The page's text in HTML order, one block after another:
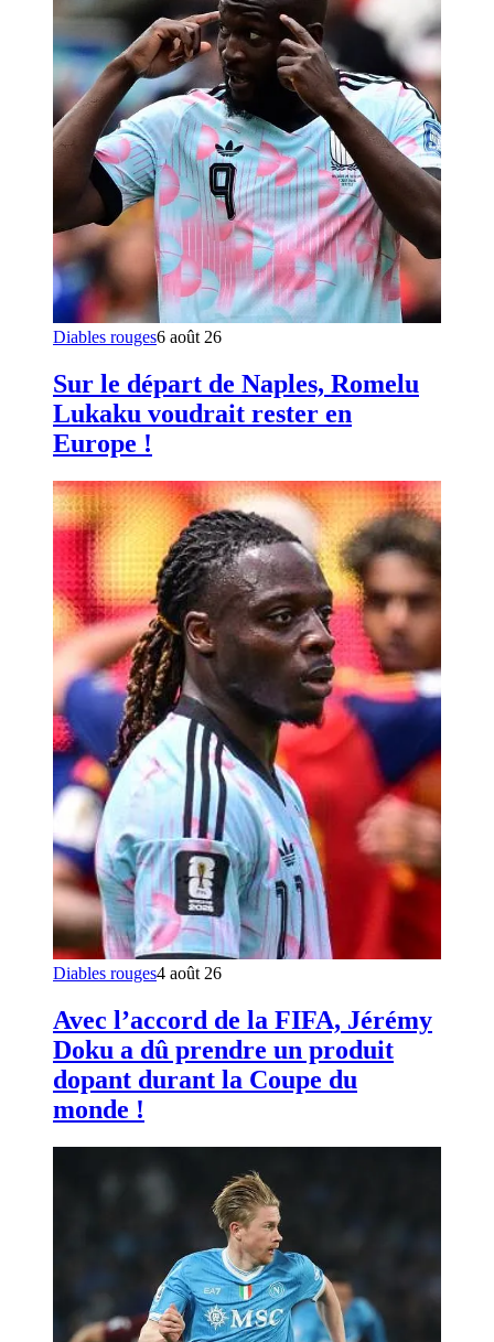
Diables rouges6 août 26
Sur le départ de Naples, Romelu
Lukaku voudrait rester en
Europe !
Diables rouges4 août 26
Avec l’accord de la FIFA, Jérémy
Doku a dû prendre un produit
dopant durant la Coupe du
monde !